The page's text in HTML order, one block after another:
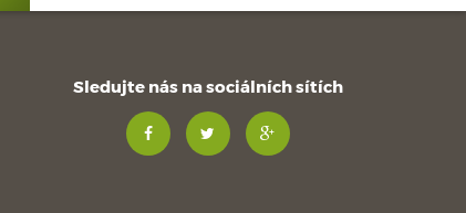
Sledujte nás na sociálních sítích